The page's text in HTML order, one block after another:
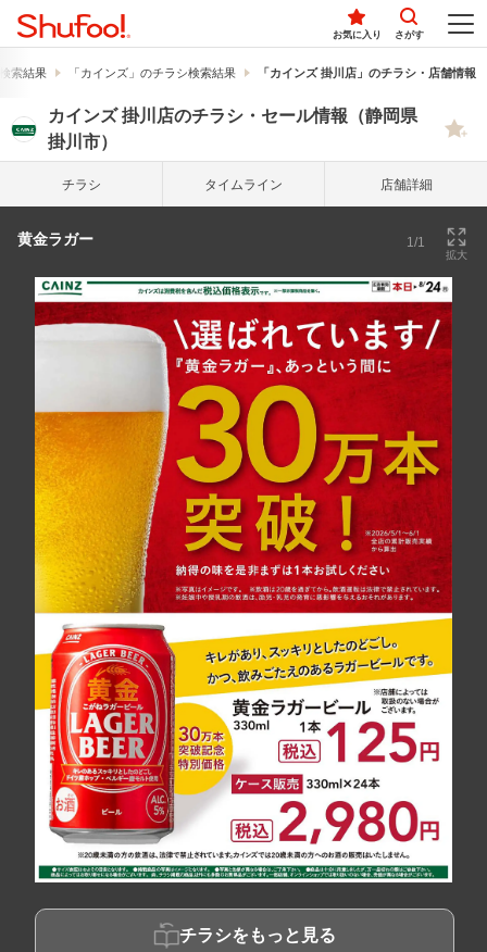
お気に入り さがす
索結果 「カインズ」のチラシ検索結果 「カインズ 掛川店」のチラシ・店舗情報
カインズ 掛川店のチラシ・セール情報（静岡県
掛川市）
チラシ タイム ライン 店舗詳細
黄金ラガー 1/1
拡大
チラシをもっと見る